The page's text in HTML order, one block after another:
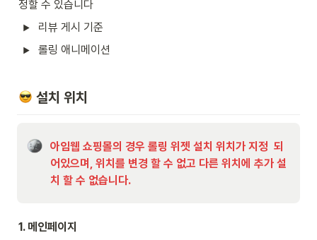
정할 수 있습니다
리뷰 게시 기준
롤링 애니메이션
설치 위치
아임웹 쇼핑몰의 경우 롤링 위젯 설치 위치가 지정  되
어있으며, 위치를 변경 할 수 없고 다른 위치에 추가 설
치 할 수 없습니다.
1. 메인페이지